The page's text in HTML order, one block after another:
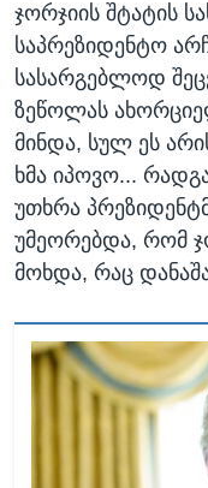
ჯორჯიის შტატის
საპრეზიდენტო
სასარგებლოდ
ზეწოლას
მინდა, სულ ეს
ხმა იპოვო...
უთხრა
უმეორებდა, რომ
მოხდა, რაც